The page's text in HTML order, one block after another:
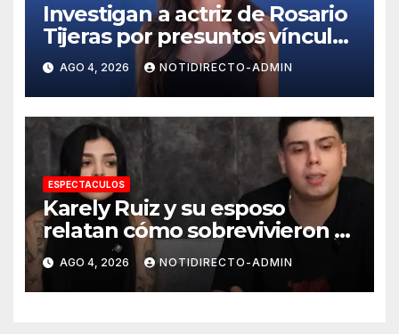
Investigan a actriz de Rosario
Tijeras por presuntos vínculos
con red de huachicol fiscal
AGO 4, 2026 NOTIDIRECTO-ADMIN
ESPECTACULOS
Karely Ruiz y su esposo
relatan cómo sobrevivieron al
violento asalto en su casa de
Nuevo León
AGO 4, 2026 NOTIDIRECTO-ADMIN